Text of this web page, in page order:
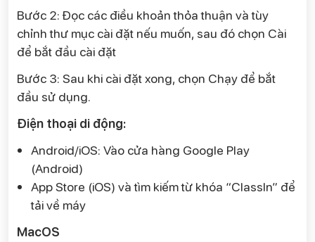
Bước 2: Đọc các điều khoản thỏa thuận và tùy
chỉnh thư mục cài đặt nếu muốn, sau đó chọn Cài
để bắt đầu cài đặt
Bước 3: Sau khi cài đặt xong, chọn Chạy để bắt
đầu sử dụng.
Điện thoại di động:
Android/iOS: Vào cửa hàng Google Play
(Android)
App Store (iOS) và tìm kiếm từ khóa “ClassIn” để
tải về máy
MacOS